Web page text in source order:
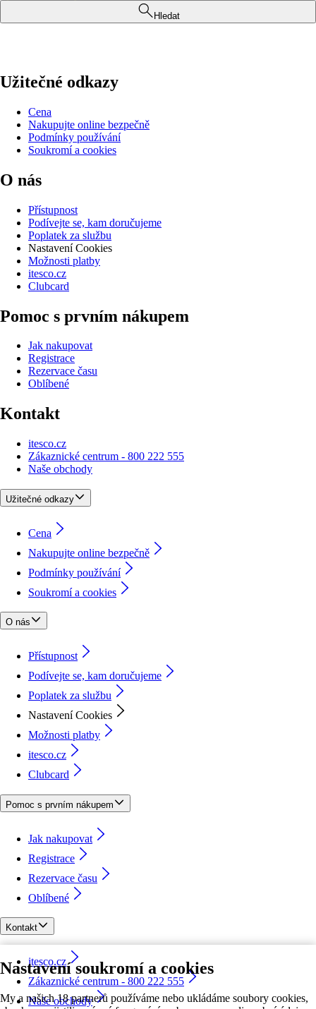
Nastavení soukromí a cookies
My a našich 18 partnerů používáme nebo ukládáme soubory cookies,
Hledat
Užitečné odkazy
Cena
Nakupujte online bezpečně
Podmínky používání
Soukromí a cookies
O nás
Přístupnost
Podívejte se, kam doručujeme
Poplatek za službu
Nastavení Cookies
Možnosti platby
itesco.cz
Clubcard
Pomoc s prvním nákupem
Jak nakupovat
Registrace
Rezervace času
Oblíbené
Kontakt
itesco.cz
Zákaznické centrum - 800 222 555
Naše obchody
Užitečné odkazy
Cena
Nakupujte online bezpečně
Podmínky používání
Soukromí a cookies
O nás
Přístupnost
Podívejte se, kam doručujeme
Poplatek za službu
Nastavení Cookies
Možnosti platby
itesco.cz
Clubcard
Pomoc s prvním nákupem
Jak nakupovat
Registrace
Rezervace času
Oblíbené
Kontakt
itesco.cz
Zákaznické centrum - 800 222 555
Naše obchody